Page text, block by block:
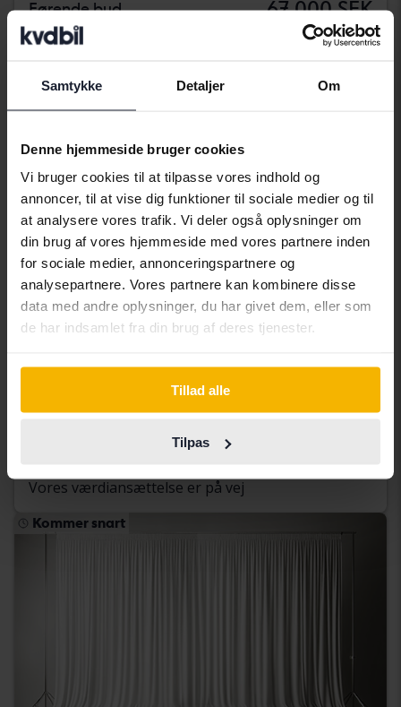
Samtykke Detaljer Om
Denne hjemmeside bruger cookies
Vi bruger cookies til at tilpasse vores indhold og
annoncer, til at vise dig funktioner til sociale medier og til
at analysere vores trafik. Vi deler også oplysninger om
din brug af vores hjemmeside med vores partnere inden
for sociale medier, annonceringspartnere og
analysepartnere. Vores partnere kan kombinere disse
data med andre oplysninger, du har givet dem, eller som
de har indsamlet fra din brug af deres tjenester.
Tillad alle
Tilpas
Førende bud 67 000 SEK
Med finansiering 571 SEK/måned
Testet
Volkswagen Golf
2018
53 240 kilometer
Benzin
Vores værdiansættelse er på vej
Kommer snart